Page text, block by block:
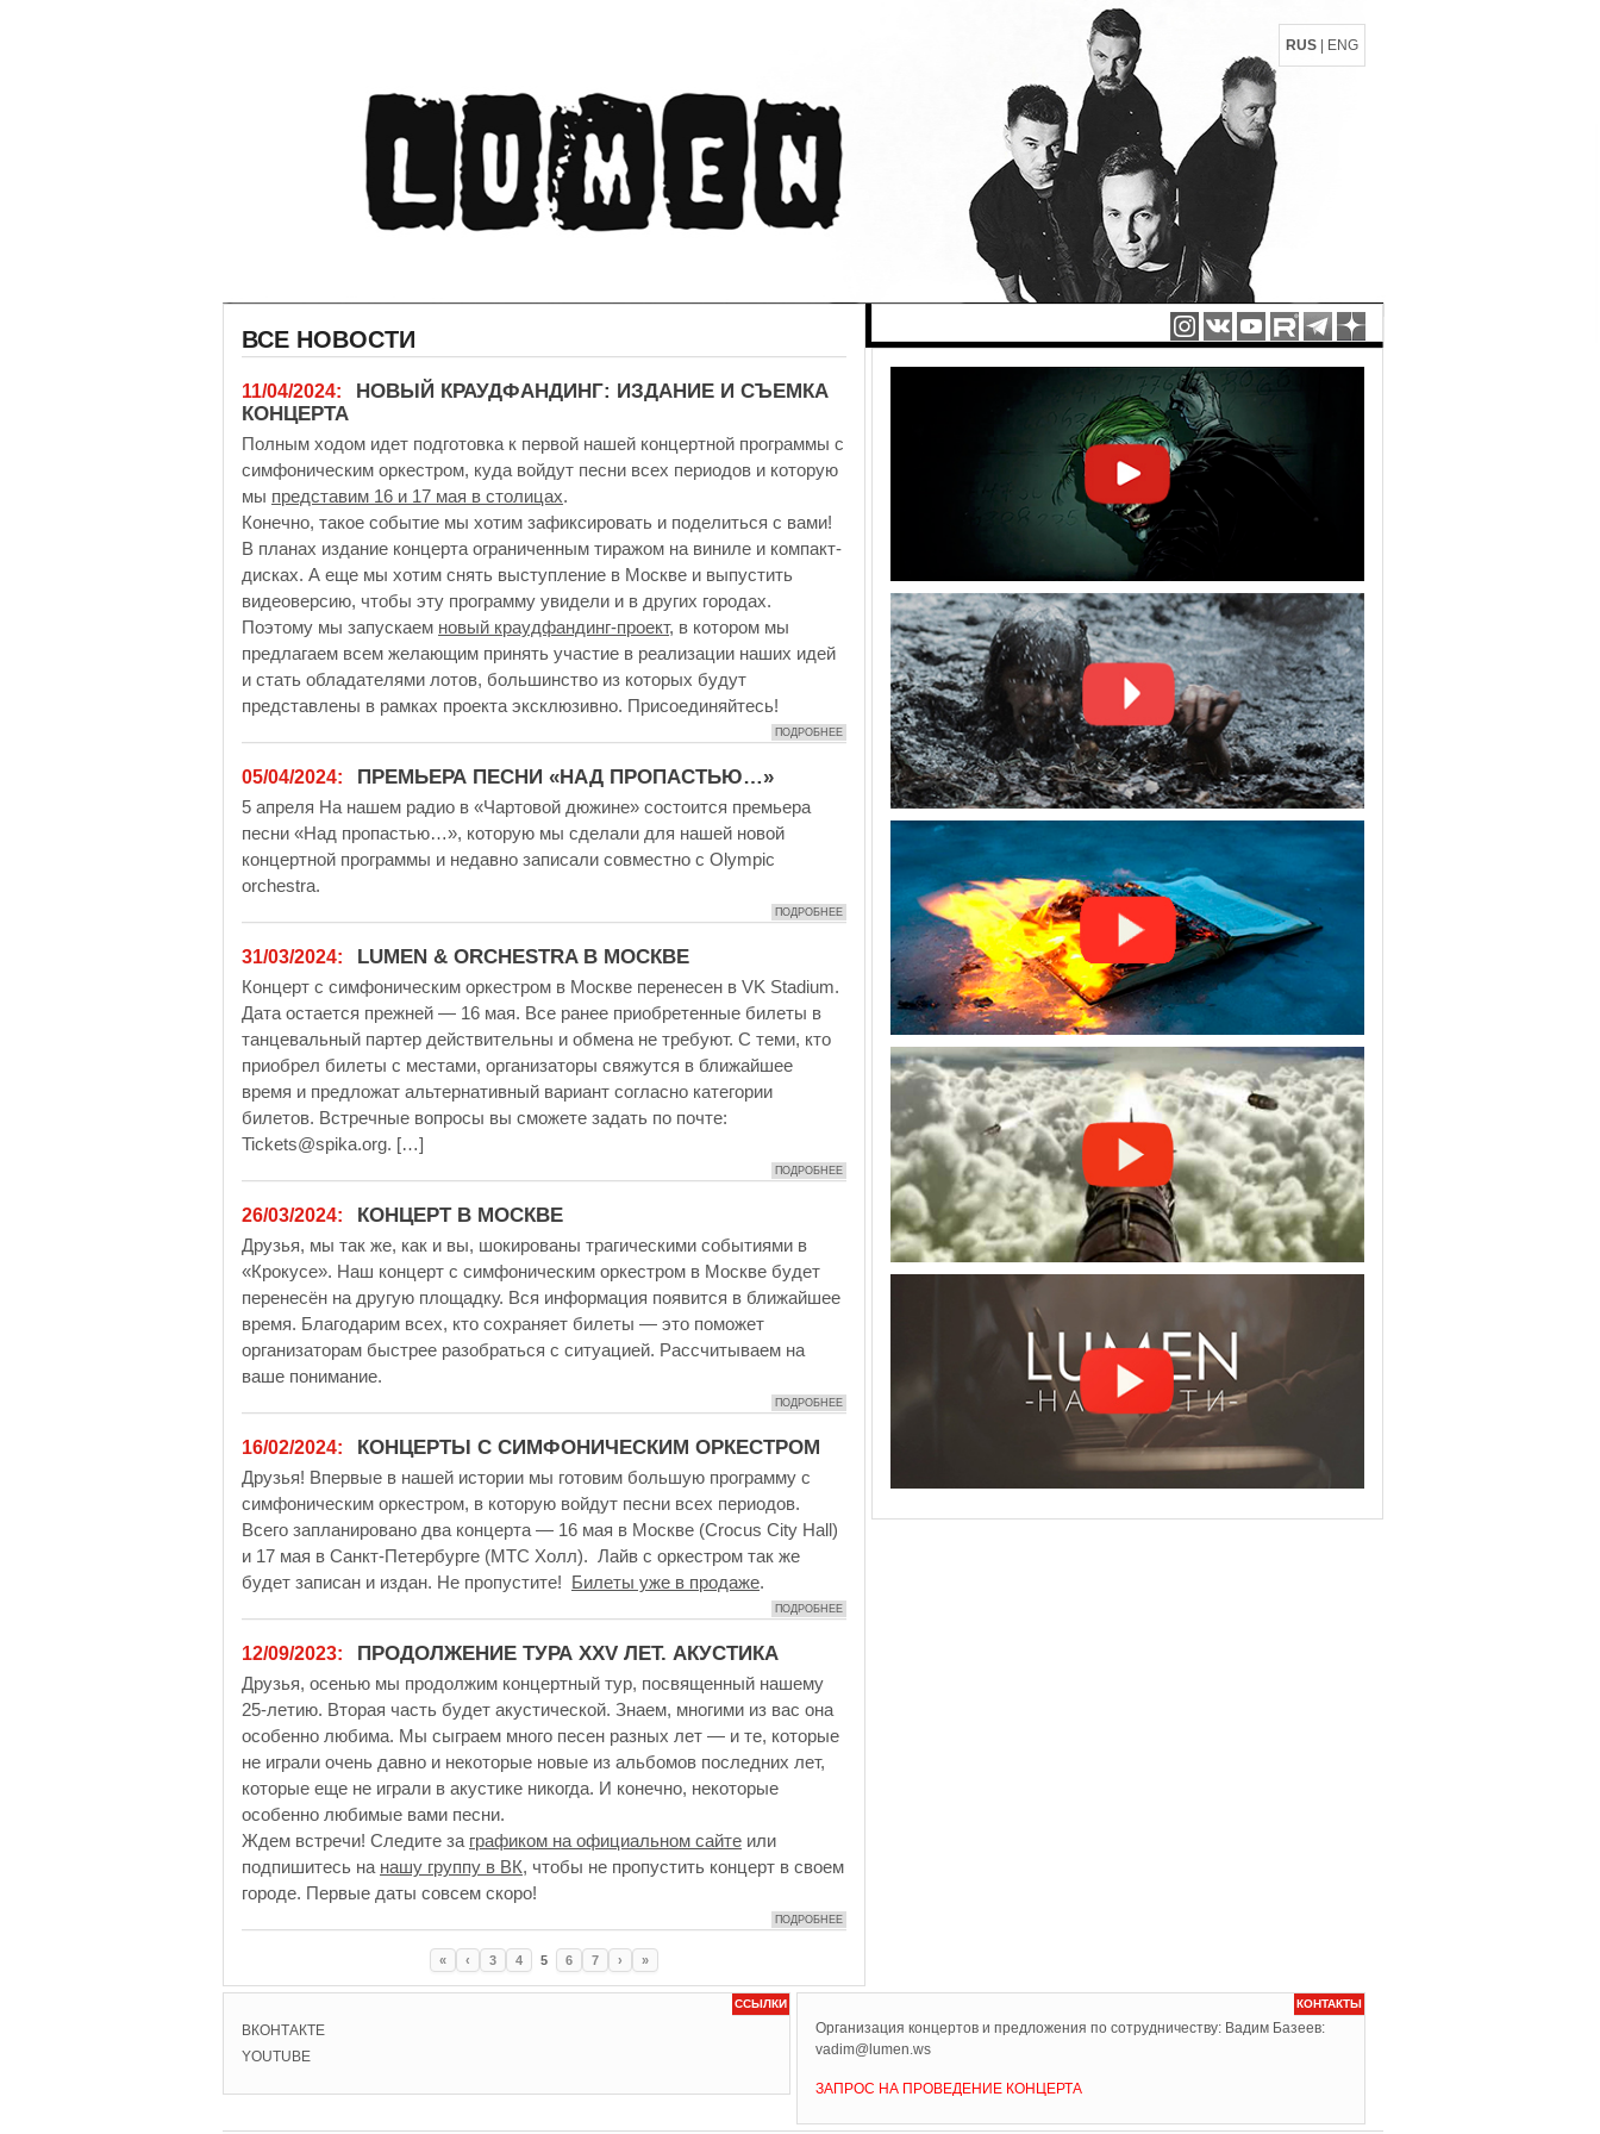
RUS ENG
ВСЕ НОВОСТИ
11/04/2024:
НОВЫЙ КРАУДФАНДИНГ: ИЗДАНИЕ И СЪЕМКА
КОНЦЕРТА
Полным ходом идет подготовка к первой нашей концертной программы с
симфоническим оркестром, куда войдут песни всех периодов и которую
мы представим 16 и 17 мая в столицах.
Конечно, такое событие мы хотим зафиксировать и поделиться с вами!
В планах издание концерта ограниченным тиражом на виниле и компакт-
дисках. А еще мы хотим снять выступление в Москве и выпустить
видеоверсию, чтобы эту программу увидели и в других городах.
Поэтому мы запускаем новый краудфандинг-проект, в котором мы
предлагаем всем желающим принять участие в реализации наших идей
и стать обладателями лотов, большинство из которых будут
представлены в рамках проекта эксклюзивно. Присоединяйтесь!
ПОДРОБНЕЕ
05/04/2024: ПРЕМЬЕРА ПЕСНИ «НАД ПРОПАСТЬЮ…»
5 апреля На нашем радио в «Чартовой дюжине» состоится премьера
песни «Над пропастью…», которую мы сделали для нашей новой
концертной программы и недавно записали совместно с Olympic
orchestra.
ПОДРОБНЕЕ
31/03/2024: LUMEN & ORCHESTRA В МОСКВЕ
Концерт с симфоническим оркестром в Москве перенесен в VK Stadium.
Дата остается прежней — 16 мая. Все ранее приобретенные билеты в
танцевальный партер действительны и обмена не требуют. С теми, кто
приобрел билеты с местами, организаторы свяжутся в ближайшее
время и предложат альтернативный вариант согласно категории
билетов. Встречные вопросы вы сможете задать по почте:
Tickets@spika.org. […]
ПОДРОБНЕЕ
26/03/2024: КОНЦЕРТ В МОСКВЕ
Друзья, мы так же, как и вы, шокированы трагическими событиями в
«Крокусе». Наш концерт с симфоническим оркестром в Москве будет
перенесён на другую площадку. Вся информация появится в ближайшее
время. Благодарим всех, кто сохраняет билеты — это поможет
организаторам быстрее разобраться с ситуацией. Рассчитываем на
ваше понимание.
ПОДРОБНЕЕ
16/02/2024: КОНЦЕРТЫ С СИМФОНИЧЕСКИМ ОРКЕСТРОМ
Друзья! Впервые в нашей истории мы готовим большую программу с
симфоническим оркестром, в которую войдут песни всех периодов.
Всего запланировано два концерта — 16 мая в Москве (Crocus City Hall)
и 17 мая в Санкт-Петербурге (МТС Холл). Лайв с оркестром так же
будет записан и издан. Не пропустите! Билеты уже в продаже.
ПОДРОБНЕЕ
12/09/2023: ПРОДОЛЖЕНИЕ ТУРА XXV ЛЕТ. АКУСТИКА
Друзья, осенью мы продолжим концертный тур, посвященный нашему
25-летию. Вторая часть будет акустической. Знаем, многими из вас она
особенно любима. Мы сыграем много песен разных лет — и те, которые
не играли очень давно и некоторые новые из альбомов последних лет,
которые еще не играли в акустике никогда. И конечно, некоторые
особенно любимые вами песни.
Ждем встречи! Следите за графиком на официальном сайте или
подпишитесь на нашу группу в ВК, чтобы не пропустить концерт в своем
городе. Первые даты совсем скоро!
ПОДРОБНЕЕ
« ‹ 3 4 5 6 7 › »
ССЫЛКИ
ВКОНТАКТЕ
YOUTUBE
КОНТАКТЫ
Организация концертов и предложения по сотрудничеству: Вадим Базеев:
vadim@lumen.ws
ЗАПРОС НА ПРОВЕДЕНИЕ КОНЦЕРТА